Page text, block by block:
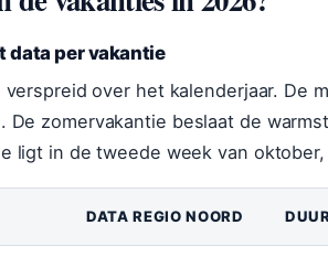
data per vakantie
over het kalenderjaar. De
De zomervakantie beslaat de
ligt in de tweede week van
DATA REGIO NOORD